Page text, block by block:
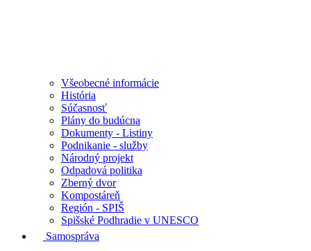
Všeobecné informácie
História
Súčasnosť
Plány do budúcna
Dokumenty - Listiny
Podnikanie - služby
Národný projekt
Odpadová politika
Zberný dvor
Kompostáreň
Región - SPIŠ
Spišské Podhradie v UNESCO
Samospráva